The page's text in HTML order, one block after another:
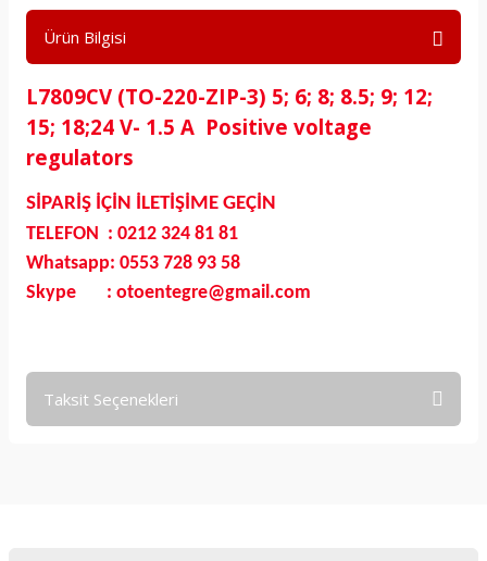
Ürün Bilgisi
L7809CV (TO-220-ZIP-3) 5; 6; 8; 8.5; 9; 12;
15; 18;24 V- 1.5 A Positive voltage
regulators
SİPARİŞ İÇİN İLETİŞİME GEÇİN
TELEFON : 0212 324 81 81
Whatsapp: 0553 728 93 58
Skype : otoentegre@gmail.com
Taksit Seçenekleri